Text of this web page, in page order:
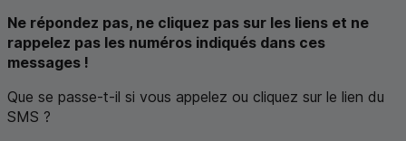
Ne répondez pas, ne cliquez pas sur les liens et ne
rappelez pas les numéros indiqués dans ces
messages !
Que se passe-t-il si vous appelez ou cliquez sur le lien du
SMS ?